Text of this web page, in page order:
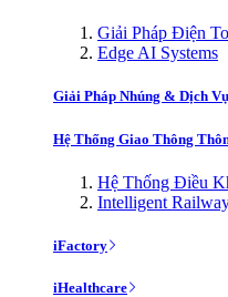
Giải Pháp Điện
Edge AI Systems
Giải Pháp Nhúng & Dịch
Hệ Thống Giao Thông
Hệ Thống Điều
Intelligent
iFactory
iHealthcare